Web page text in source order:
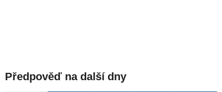
Předpověď na další dny